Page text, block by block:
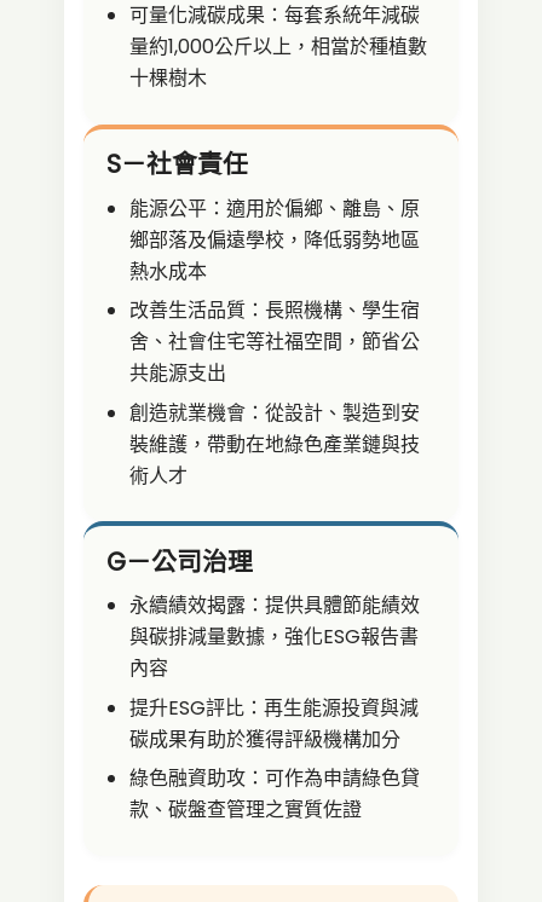
可量化減碳成果：每套系統年減碳
量約1,000公斤以上，相當於種植數
十棵樹木
S－社會責任
能源公平：適用於偏鄉、離島、原
鄉部落及偏遠學校，降低弱勢地區
熱水成本
改善生活品質：長照機構、學生宿
舍、社會住宅等社福空間，節省公
共能源支出
創造就業機會：從設計、製造到安
裝維護，帶動在地綠色產業鏈與技
術人才
G－公司治理
永續績效揭露：提供具體節能績效
與碳排減量數據，強化ESG報告書
內容
提升ESG評比：再生能源投資與減
碳成果有助於獲得評級機構加分
綠色融資助攻：可作為申請綠色貸
款、碳盤查管理之實質佐證